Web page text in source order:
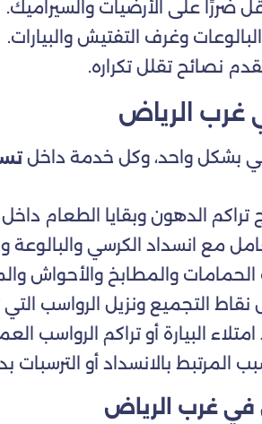
ضررًا على الأرضيات والسيراميك.
وغرف التفتيش والبيارات.
نصائح تقلل تكراره.
الرياض
بشكل واحد، وكل خدمة داخل
تراكم الدهون وبقايا الطعام
مع انسداد الكرسي والبالوعة
الحمامات والمطابخ والأحواش
التجميع ونزيل الرواسب التي
البيارة أو تراكم الرواسب
المرتبط بالانسداد أو الترسبات
غرب الرياض